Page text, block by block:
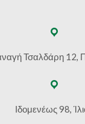
Τσαλδάρη 12,
Ιδομενέως 98,